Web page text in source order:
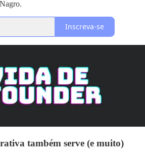
Inscreva-se
também serve (e muito)